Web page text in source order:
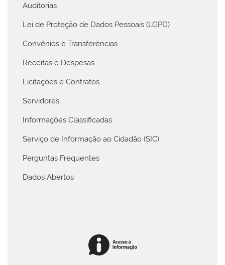
Auditorias
Lei de Proteção de Dados Pessoais (LGPD)
Convênios e Transferências
Receitas e Despesas
Licitações e Contratos
Servidores
Informações Classificadas
Serviço de Informação ao Cidadão (SIC)
Perguntas Frequentes
Dados Abertos